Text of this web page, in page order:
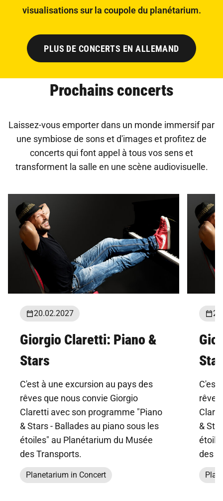
visualisations sur la coupole du planétarium.
PLUS DE CONCERTS EN ALLEMAND
Prochains concerts
Laissez-vous emporter dans un monde immersif par
une symbiose de sons et d'images et profitez de
concerts qui font appel à tous vos sens et
transforment la salle en une scène audiovisuelle.
20.02.2027
Giorgio Claretti: Piano &
Stars
C'est à une excursion au pays des
rêves que nous convie Giorgio
Claretti avec son programme "Piano
& Stars - Ballades au piano sous les
étoiles" au Planétarium du Musée
des Transports.
Planetarium in Concert
C'est
rêves
&
des